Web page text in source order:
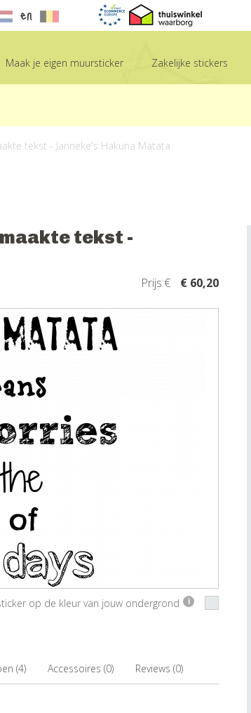
en
Maak je eigen muursticker Zakelijke stickers
tekst - Janneke's Hakuna Matata
tekst -
Prijs:€ € 60,20
op de kleur van jouw ondergrond i
(4) Accessoires (0) Reviews (0)